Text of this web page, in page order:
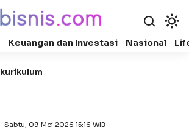
Keuangan dan Investasi Nasional
kurikulum
Sabtu, 09 Mei 2026 15:16 WIB